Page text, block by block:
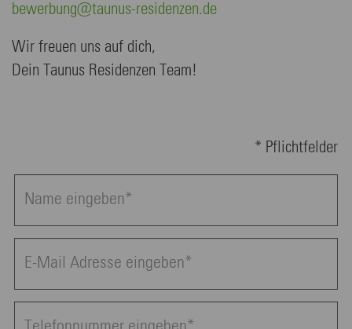
bewerbung@taunus-residenzen.de
Wir freuen uns auf dich,
Dein Taunus Residenzen Team!
* Pflichtfelder